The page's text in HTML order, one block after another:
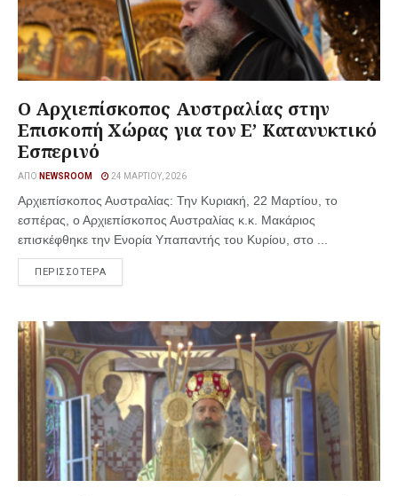
Ο Αρχιεπίσκοπος Αυστραλίας στην
Επισκοπή Χώρας για τον Ε’ Κατανυκτικό
Εσπερινό
ΑΠΌ NEWSROOM 24 ΜΑΡΤΊΟΥ, 2026
Αρχιεπίσκοπος Αυστραλίας: Την Κυριακή, 22 Μαρτίου, το
εσπέρας, ο Αρχιεπίσκοπος Αυστραλίας κ.κ. Μακάριος
επισκέφθηκε την Ενορία Υπαπαντής του Κυρίου, στο ...
ΠΕΡΙΣΣΟΤΕΡΑ